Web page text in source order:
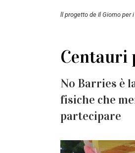
ll progetto de Il Giorno per
Centauri
No Barries è
fisiche che
partecipare